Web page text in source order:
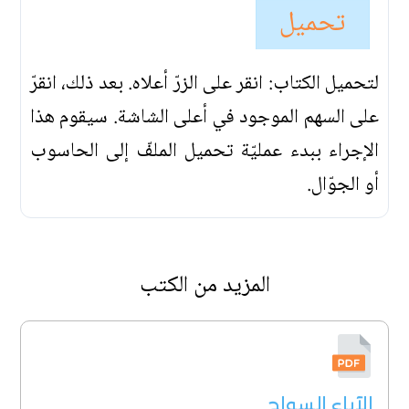
تحميل
لتحميل الكتاب: انقر على الزرّ أعلاه. بعد ذلك، انقرّ
على السهم الموجود في أعلى الشاشة. سيقوم هذا
الإجراء ببدء عمليّة تحميل الملفّ إلى الحاسوب
أو الجوّال.
المزيد من الكتب
الآباء السواح